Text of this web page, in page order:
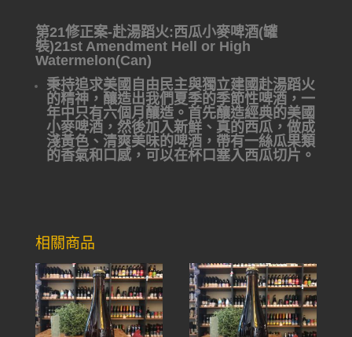
第21修正案-赴湯蹈火:西瓜小麥啤酒(罐
裝)21st Amendment Hell or High
Watermelon(Can)
秉持追求美國自由民主與獨立建國赴湯蹈火
的精神，釀造出我們夏季的季節性啤酒，一
年中只有六個月釀造。首先釀造經典的美國
小麥啤酒，然後加入新鮮、真的西瓜，做成
淺黃色、清爽美味的啤酒，帶有一絲瓜果類
的香氣和口感，可以在杯口塞入西瓜切片。
相關商品